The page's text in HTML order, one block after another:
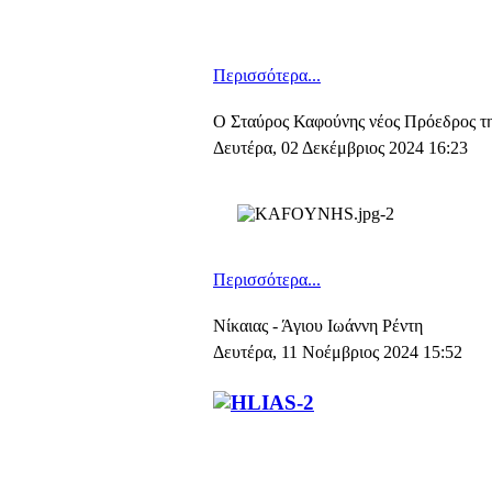
Περισσότερα...
Ο Σταύρος Καφούνης νέος Πρόεδρος
Δευτέρα, 02 Δεκέμβριος 2024 16:23
Περισσότερα...
Νίκαιας - Άγιου Ιωάννη Ρέντη
Δευτέρα, 11 Νοέμβριος 2024 15:52